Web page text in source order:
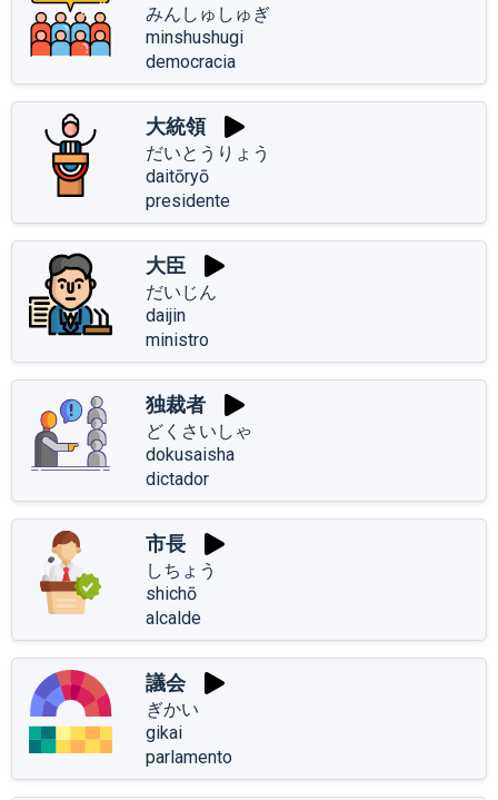
みんしゅしゅぎ
minshushugi
democracia
大統領
だいとうりょう
daitōryō
presidente
大臣
だいじん
daijin
ministro
独裁者
どくさいしゃ
dokusaisha
dictador
市長
しちょう
shichō
alcalde
議会
ぎかい
gikai
parlamento